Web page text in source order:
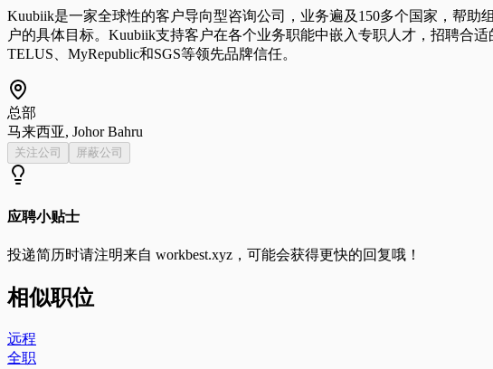
Kuubiik是一家全球性的客户导向型咨询公司，业务遍及150多个国家，帮
户的具体目标。Kuubiik支持客户在各个业务职能中嵌入专职人才，招聘合
TELUS、MyRepublic和SGS等领先品牌信任。
总部
马来西亚, Johor Bahru
关注公司 屏蔽公司
应聘小贴士
投递简历时请注明来自 workbest.xyz ，可能会获得更快的回复哦！
相似职位
远程
全职